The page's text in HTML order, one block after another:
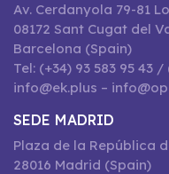
Av. Cerdanyola 79-81
08172 Sant Cugat del
Barcelona (Spain)
Tel: (+34) 93 583 95 43 /
info@ek.plus –
SEDE MADRID
Plaza de la República
28016 Madrid (Spain)